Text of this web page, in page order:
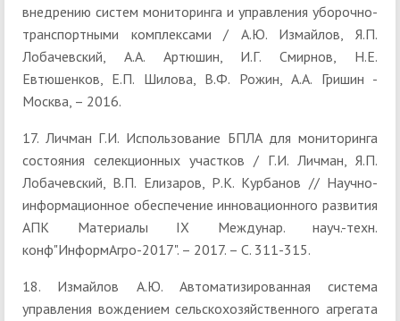
внедрению систем мониторинга и управления уборочно-
транспортными комплексами / А.Ю. Измайлов, Я.П.
Лобачевский, А.А. Артюшин, И.Г. Смирнов, Н.Е.
Евтюшенков, Е.П. Шилова, В.Ф. Рожин, А.А. Гришин -
Москва, – 2016.
17. Личман Г.И. Использование БПЛА для мониторинга
состояния селекционных участков / Г.И. Личман, Я.П.
Лобачевский, В.П. Елизаров, Р.К. Курбанов // Научно-
информационное обеспечение инновационного развития
АПК Материалы IX Междунар. науч.-техн.
конф"ИнформАгро-2017". – 2017. – С. 311-315.
18. Измайлов А.Ю. Автоматизированная система
управления вождением сельскохозяйственного агрегата